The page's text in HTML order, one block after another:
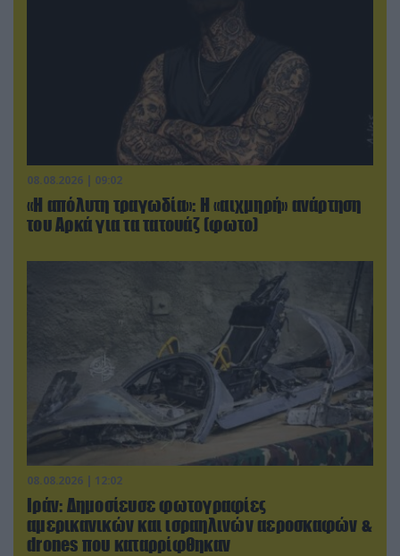
08.08.2026 | 09:02
«Η απόλυτη τραγωδία»: Η «αιχμηρή» ανάρτηση
του Αρκά για τα τατουάζ (φωτο)
08.08.2026 | 12:02
Ιράν: Δημοσίευσε φωτογραφίες
αμερικανικών και ισραηλινών αεροσκαφών &
drones που καταρρίφθηκαν